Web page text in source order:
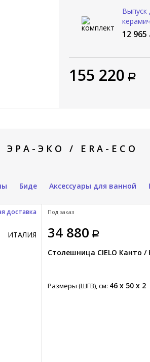
Выпуск
Сива /
12 965
155 220
ЭКО / ERA-ECO
Биде Аксессуары для ванной
ИТАЛИЯ
доставка
34 880
Столешница CIELO Канто /
Размеры (ШГВ), см: 46 x 50 x 2
Под заказ